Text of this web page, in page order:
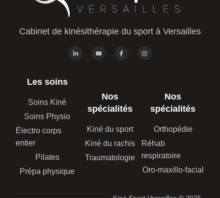
Cabinet de kinésithérapie du sport à Versailles
Les soins
Soins Kiné
Soins Physio
Électro corps
entier
Pilates
Prépa physique
Nos
spécialités
Kiné du sport
Kiné du rachis
Traumatologie
Nos
spécialités
Orthopédie
Réhab
respiratoire
Oro-maxillo-facial